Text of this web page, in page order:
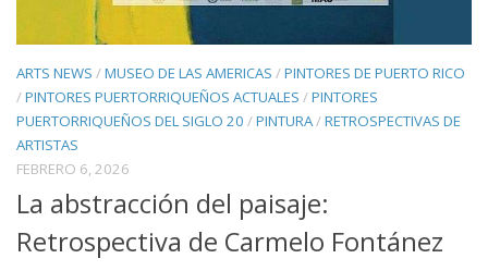
ARTS NEWS /MUSEO DE LAS AMERICAS /PINTORES DE PUERTO RICO
/PINTORES PUERTORRIQUEÑOS ACTUALES /PINTORES
PUERTORRIQUEÑOS DEL SIGLO 20 /PINTURA/RETROSPECTIVAS DE
ARTISTAS
FEBRERO 6, 2026
La abstracción del paisaje:
Retrospectiva de Carmelo Fontánez